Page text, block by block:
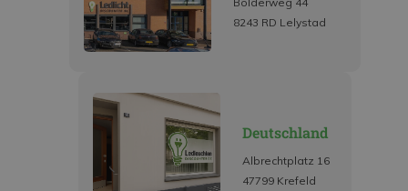
8243 RD Lelystad
Deutschland
Albrechtplatz 16
47799 Krefeld